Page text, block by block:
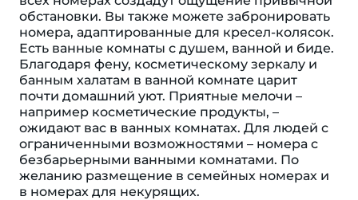
обстановки. Вы также можете забронировать
номера, адаптированные для кресел-колясок.
Есть ванные комнаты с душем, ванной и биде.
Благодаря фену, косметическому зеркалу и
банным халатам в ванной комнате царит
почти домашний уют. Приятные мелочи –
например косметические продукты, –
ожидают вас в ванных комнатах. Для людей с
ограниченными возможностями – номера с
безбарьерными ванными комнатами. По
желанию размещение в семейных номерах и
в номерах для некурящих.